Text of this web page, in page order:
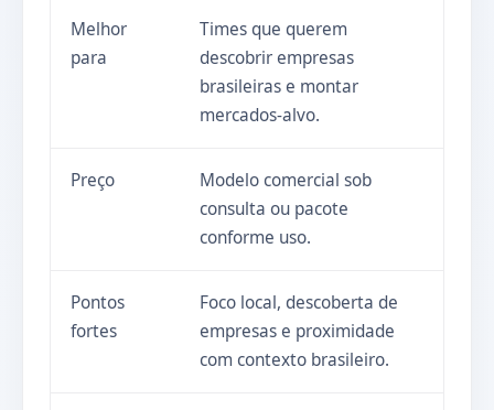
Melhor
para
Times que querem
descobrir empresas
brasileiras e montar
mercados-alvo.
Preço
Modelo comercial sob
consulta ou pacote
conforme uso.
Pontos
fortes
Foco local, descoberta de
empresas e proximidade
com contexto brasileiro.